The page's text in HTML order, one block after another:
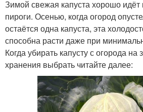
Зимой свежая капуста хорошо
пироги. Осенью, когда огород
остаётся одна капуста, эта
способна расти даже при
Когда убирать капусту с огорода на
хранения выбрать читайте далее: